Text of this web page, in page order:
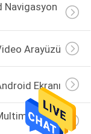
Navigasyon
Arayüzü
Ekranı